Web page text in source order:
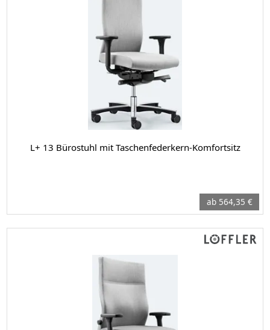
L+ 13 Bürostuhl mit Taschenfederkern-Komfortsitz
ab 564,35 €